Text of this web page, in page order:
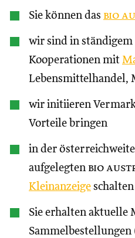
Sie können das bio
wir sind in
Kooperationen mit
Lebensmittelhandel,
wir initiieren
Vorteile bringen
in der
aufgelegten bio
Kleinanzeige schalten
Sie erhalten aktuelle